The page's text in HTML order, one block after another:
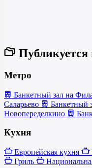
Публикуется
Метро
Банкетный зал на
Саларьево
Банкетный
Новопеределкино
Кухня
Европейская кухня
Гриль